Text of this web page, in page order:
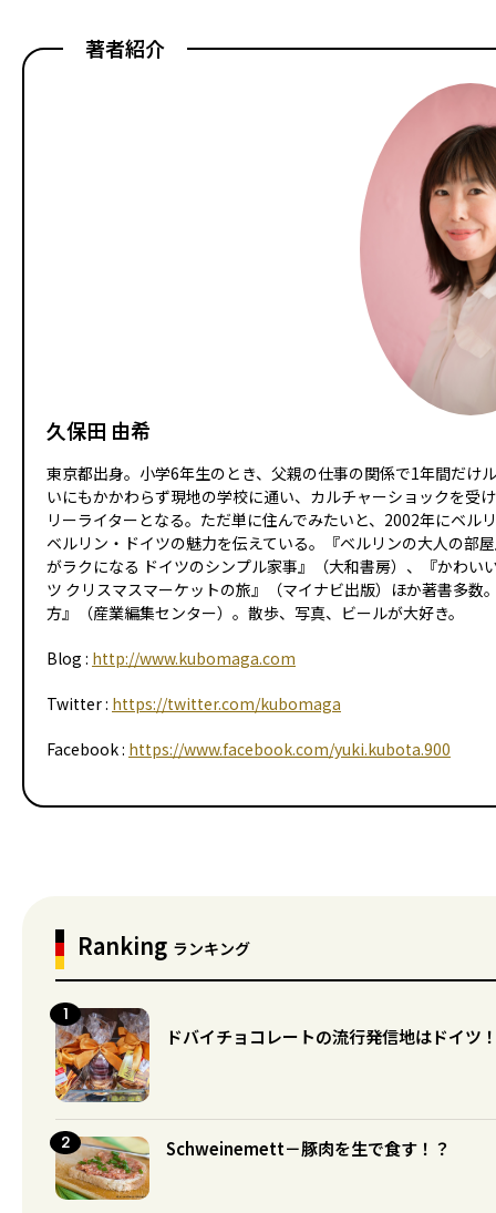
著者紹介
久保田 由希
東京都出身。小学6年生のとき、父親の仕事の関係で1年間だけ
いにもかかわらず現地の学校に通い、カルチャーショックを受
リーライターとなる。ただ単に住んでみたいと、2002年にベ
ベルリン・ドイツの魅力を伝えている。『ベルリンの大人の部
がラクになる ドイツのシンプル家事』（大和書房）、『かわ
ツ クリスマスマーケットの旅』（マイナビ出版）ほか著書多
方』（産業編集センター）。散歩、写真、ビールが大好き。
Blog : http://www.kubomaga.com
Twitter : https://twitter.com/kubomaga
Facebook : https://www.facebook.com/yuki.kubota.900
Ranking ランキング
ドバイチョコレートの流行発信地はドイツ
Schweinemett－豚肉を生で食す！？